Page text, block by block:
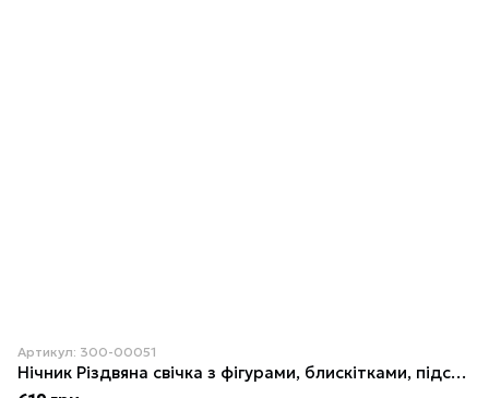
Артикул: 300-00051
Нічник Різдвяна свічка з фігурами, блискітками, підсвічуванням та музикою (від мережі, 3*AAA) 26см 1